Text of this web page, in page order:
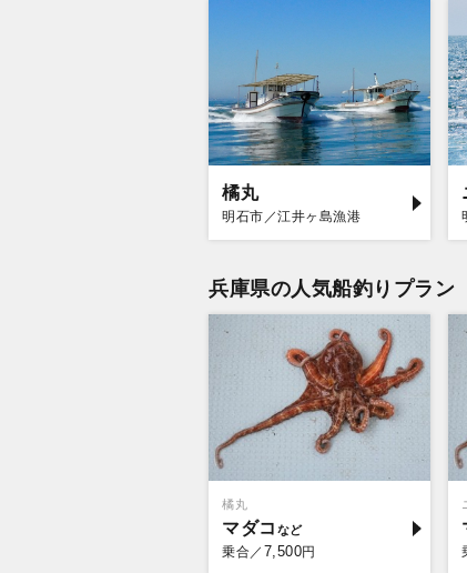
橘丸
明石市／江井ヶ島漁港
兵庫県の人気船釣りプラン
橘丸
マダコ
乗合／ 7,500円